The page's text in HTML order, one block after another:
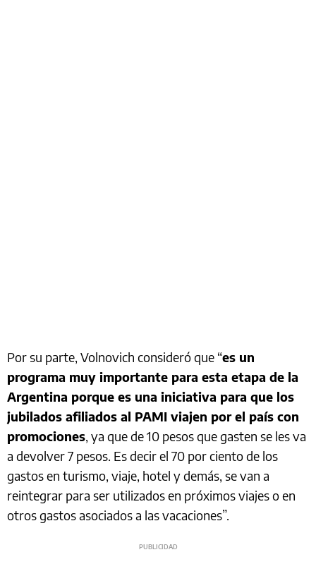
Por su parte, Volnovich consideró que “es un
programa muy importante para esta etapa de la
Argentina porque es una iniciativa para que los
jubilados afiliados al PAMI viajen por el país con
promociones, ya que de 10 pesos que gasten se les va
a devolver 7 pesos. Es decir el 70 por ciento de los
gastos en turismo, viaje, hotel y demás, se van a
reintegrar para ser utilizados en próximos viajes o en
otros gastos asociados a las vacaciones”.